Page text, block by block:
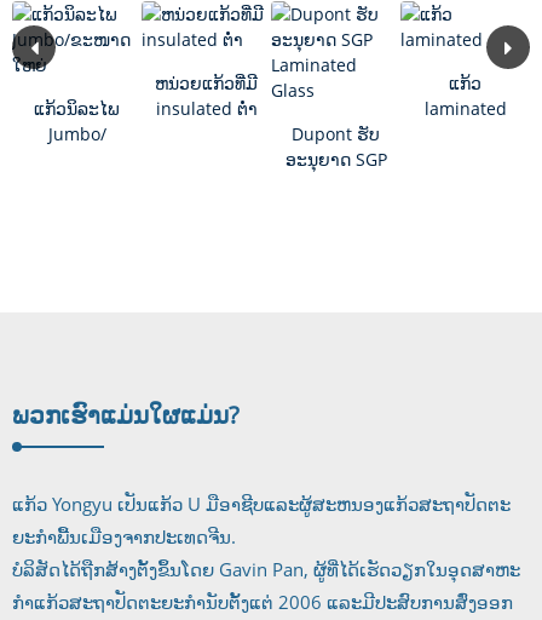
ແກ້ວນິລະໄພ
Jumbo/
ຫນ່ວຍແກ້ວທີ່ມີ
insulated ຕ່ໍາ
Dupont ຮັບ
ອະນຸຍາດ SGP
ແກ້ວ
laminated
ພວກເຮົາແມ່ນໃຜແມ່ນ?
ແກ້ວ Yongyu ເປັນແກ້ວ U ມືອາຊີບແລະຜູ້ສະຫນອງແກ້ວສະຖາປັດຕະ
ຍະກໍາພື້ນເມືອງຈາກປະເທດຈີນ.
ບໍລິສັດໄດ້ຖືກສ້າງຕັ້ງຂຶ້ນໂດຍ Gavin Pan, ຜູ້ທີ່ໄດ້ເຮັດວຽກໃນອຸດສາຫະ
ກໍາແກ້ວສະຖາປັດຕະຍະກໍານັບຕັ້ງແຕ່ 2006 ແລະມີປະສົບການສົ່ງອອກ